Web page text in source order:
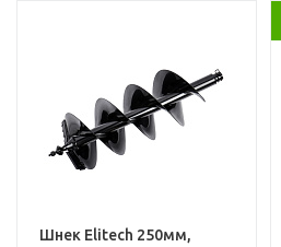
Шнек Elitech 250мм,